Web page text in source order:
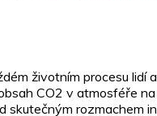
životním procesu lidí
CO2 v atmosféře
rozmachem